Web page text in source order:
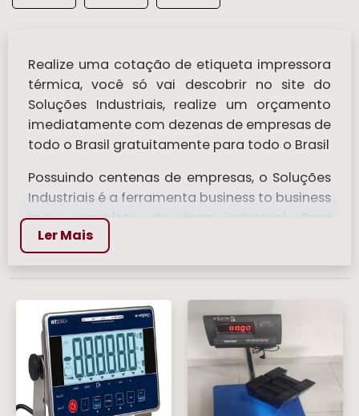
Realize uma cotação de etiqueta impressora
térmica, você só vai descobrir no site do
Soluções Industriais, realize um orçamento
imediatamente com dezenas de empresas de
todo o Brasil gratuitamente para todo o Brasil
Possuindo centenas de empresas, o Soluções
Industriais é a ferramenta business to business
mais completo da área industrial. Para
realizar um orçamento de etiqueta
impressora térmica, clique em um ou mais
dos anuciantes a seguir:
Veja mais:Balança Bioimpedancia
Balanca de Mala
Balanças Para Pesar
Comida|Balanca Digital 150 kg|Balanca
Analógicas.
Ler Mais